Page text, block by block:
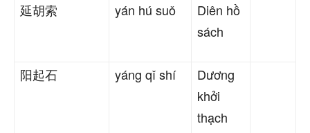
延胡索 yán hú suǒ
Diên hồ
sách
阳起石 yáng qǐ shí
Dương
khởi
thạch